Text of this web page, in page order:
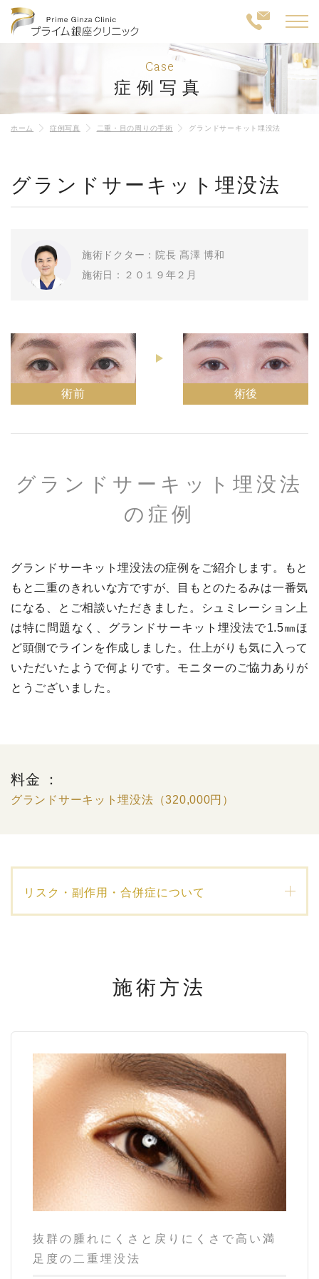
Case
症例写真
ホーム 症例写真 二重・目の周りの手術 グランドサーキット埋没法
グランドサーキット埋没法
施術ドクター：院長 髙澤 博和
施術日：２０１９年２月
術前 術後
グランドサーキット埋没法
の症例
グランドサーキット埋没法の症例 をご紹介します。もと
もと二重のきれいな方ですが、目もとのたるみは一番気
になる、とご相談いただきました。シュミレーション上
は特に問題なく、グランドサーキット埋没法で1.5㎜ほ
ど頭側でラインを作成しました。仕上がりも気に入って
いただいたようで何よりです。モニターのご協力ありが
とうございました。
料金 ：
グランドサーキット埋没法（320,000円）
リスク・副作用・合併症について
施術方法
抜群の腫れにくさと戻りにくさで高い満
足度の二重埋没法